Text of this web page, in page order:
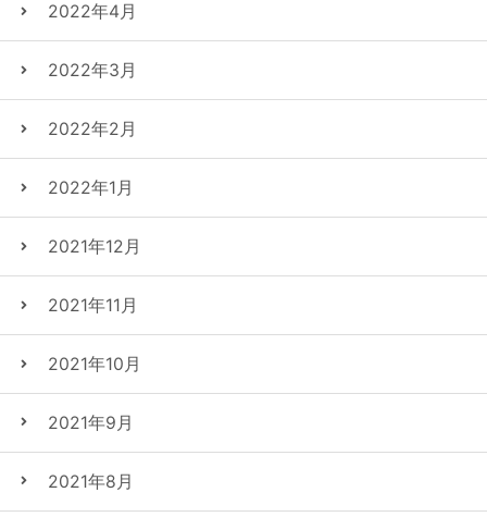
2022年4月
2022年3月
2022年2月
2022年1月
2021年12月
2021年11月
2021年10月
2021年9月
2021年8月